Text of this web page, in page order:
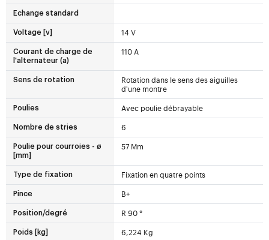
Echange standard
Voltage [v] 14 V
Courant de charge de
l'alternateur (a)
110 A
Sens de rotation
Rotation dans le sens des aiguilles
d'une montre
Poulies Avec poulie débrayable
Nombre de stries 6
Poulie pour courroies - ø
[mm]
57 Mm
Type de fixation Fixation en quatre points
Pince B+
Position/degré R 90 °
Poids [kg] 6,224 Kg